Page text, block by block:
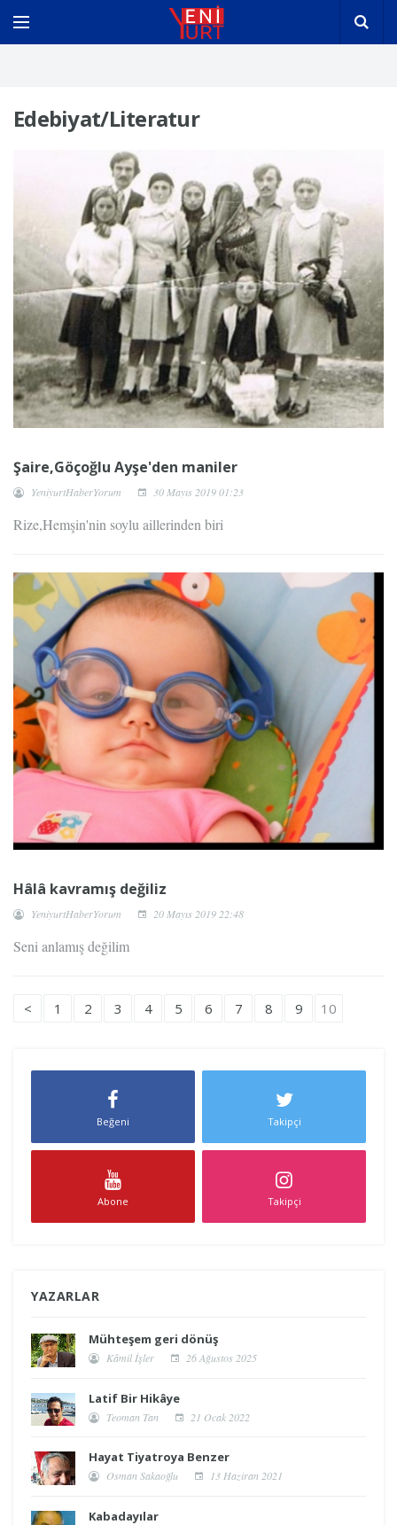
Edebiyat/Literatur
Şaire,Göçoğlu Ayşe'den maniler
YeniyurtHaberYorum 30 Mayıs 2019 01:23
Rize,Hemşin'nin soylu aillerinden biri
Hâlâ kavramış değiliz
YeniyurtHaberYorum 20 Mayıs 2019 22:48
Seni anlamış değilim
< 1 2 3 4 5 6 7 8 9 10
Beğeni Takipçi
Abone Takipçi
YAZARLAR
Mühteşem geri dönüş
Kâmil İşler 26 Ağustos 2025
Latif Bir Hikâye
Teoman Tan 21 Ocak 2022
Hayat Tiyatroya Benzer
Osman Sakaoğlu 13 Haziran 2021
Kabadayılar